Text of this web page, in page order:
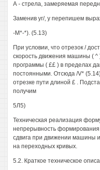
А - стрела, замеряемая
Заменив уг/, у перепишем
-М*-*). (5.13)
При условии, что отрезок /
скорость движения машины ( ^
программы ( ££ ) в пределах
постоянными. Отсюда /V*
отрезке пути длиной £ .
получим
5Л5)
Техническая реализация
непрерывность
сдвига при движении машины
на переходных кривых.
5.2. Краткое техническое